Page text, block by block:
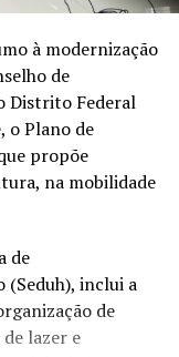
à modernização
de
Distrito Federal
o Plano de
propõe
na mobilidade
de
(Seduh), inclui a
de
lazer e